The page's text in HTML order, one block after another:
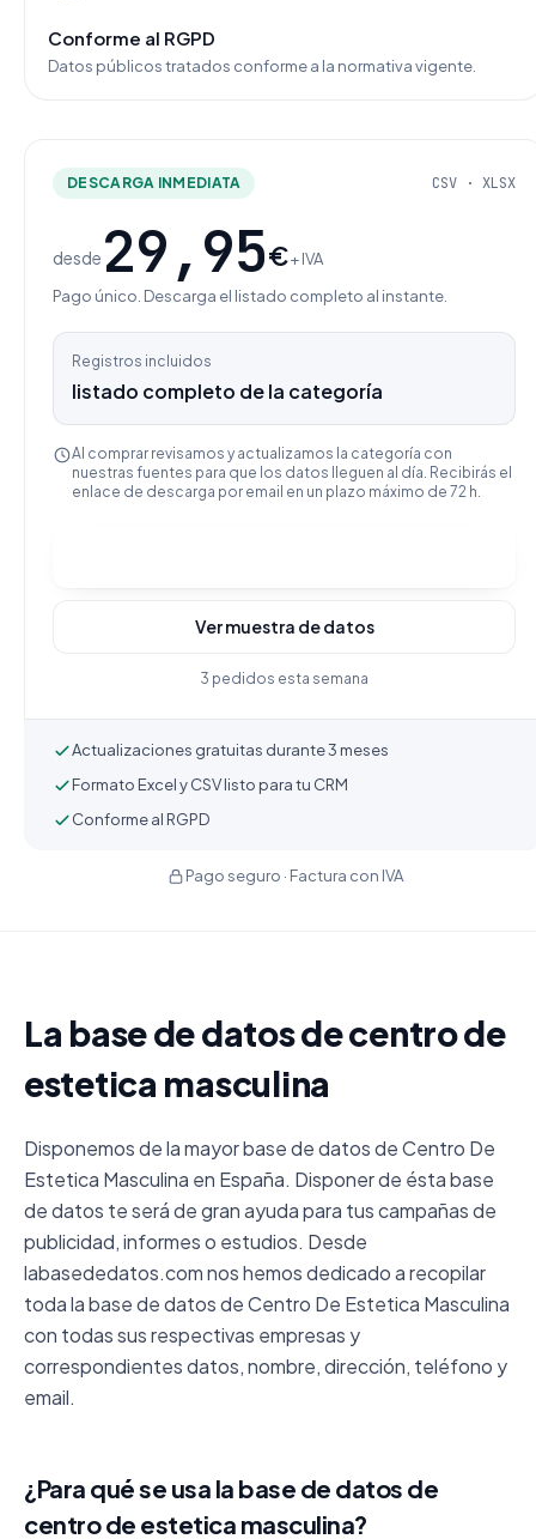
Conforme al RGPD
Datos públicos tratados conforme a la normativa vigente.
DESCARGA INMEDIATA CSV · XLSX
desde 29,95€+ IVA
Pago único. Descarga el listado completo al instante.
Registros incluidos
listado completo de la categoría
Al comprar revisamos y actualizamos la categoría con
nuestras fuentes para que los datos lleguen al día. Recibirás el
enlace de descarga por email en un plazo máximo de 72 h.
Ver muestra de datos
3 pedidos esta semana
Actualizaciones gratuitas durante 3 meses
Formato Excel y CSV listo para tu CRM
Conforme al RGPD
Pago seguro · Factura con IVA
La base de datos de centro de
estetica masculina
Disponemos de la mayor base de datos de Centro De
Estetica Masculina en España. Disponer de ésta base
de datos te será de gran ayuda para tus campañas de
publicidad, informes o estudios. Desde
labasededatos.com nos hemos dedicado a recopilar
toda la base de datos de Centro De Estetica Masculina
con todas sus respectivas empresas y
correspondientes datos, nombre, dirección, teléfono y
email.
¿Para qué se usa la base de datos de
centro de estetica masculina?